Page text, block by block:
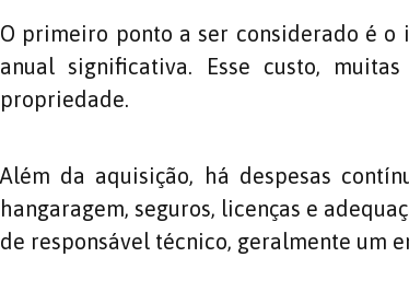
O primeiro ponto a ser considerado é
anual significativa. Esse custo,
propriedade.
Além da aquisição, há despesas
hangaragem, seguros, licenças e
de responsável técnico, geralmente um